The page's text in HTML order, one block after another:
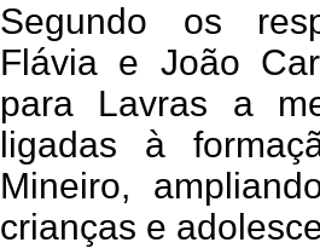
Segundo os
Flávia e João
para Lavras a
ligadas à
Mineiro,
crianças e